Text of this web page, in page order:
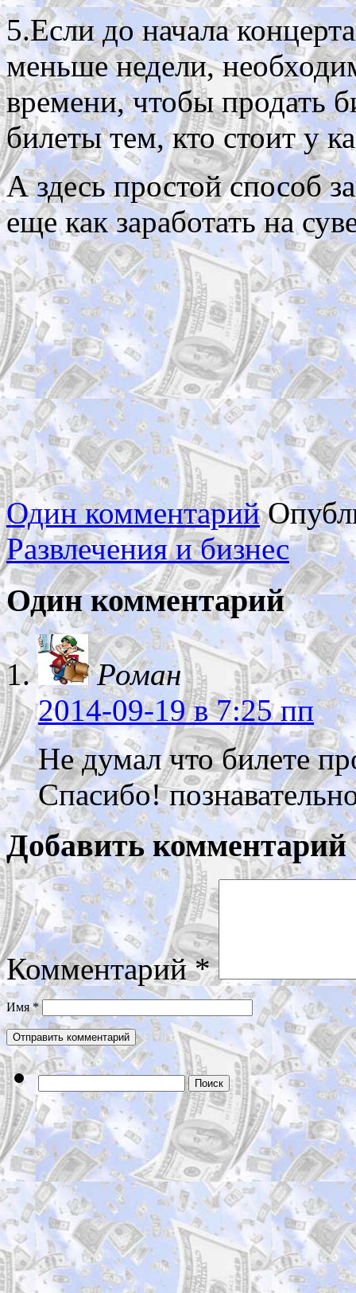
5.Если до начала
меньше недели,
времени, чтобы продать
билеты тем, кто стоит у
А здесь простой способ
еще как заработать на
Один комментарий
Развлечения и бизнес
Один комментарий
Роман
2014-09-19в 7:25 пп
Не думал что билете
Спасибо!
Добавить комментарий
Комментарий*
Имя*